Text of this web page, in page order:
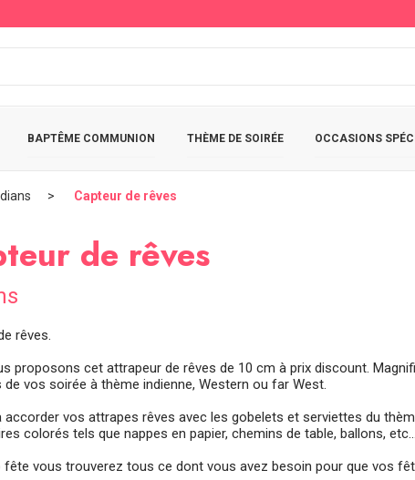
BAPTÊME COMMUNION THÈME DE SOIRÉE OCCASIONS
Capteur de rêves
de rêves
rêves.
proposons cet attrapeur de rêves de 10 cm à prix discount.
de vos soirée à thème indienne, Western ou far West.
accorder vos attrapes rêves avec les gobelets et serviettes du
colorés tels que nappes en papier, chemins de table, ballons,
fête vous trouverez tous ce dont vous avez besoin pour que vos